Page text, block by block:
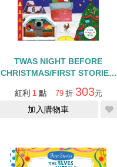
TWAS NIGHT BEFORE
CHRISTMAS/FIRST STORIES/
紅利 1 點 79 折 303元
加入購物車